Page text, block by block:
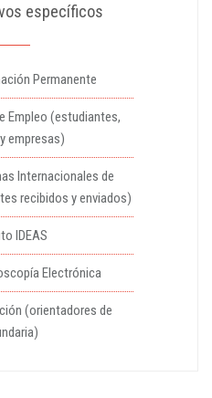
específicos
Permanente
Empleo (estudiantes,
empresas)
Internacionales de
recibidos y enviados)
IDEAS
Electrónica
(orientadores de